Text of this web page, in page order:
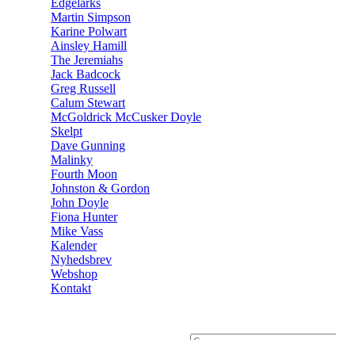
Edgelarks
Martin Simpson
Karine Polwart
Ainsley Hamill
The Jeremiahs
Jack Badcock
Greg Russell
Calum Stewart
McGoldrick McCusker Doyle
Skelpt
Dave Gunning
Malinky
Fourth Moon
Johnston & Gordon
John Doyle
Fiona Hunter
Mike Vass
Kalender
Nyhedsbrev
Webshop
Kontakt